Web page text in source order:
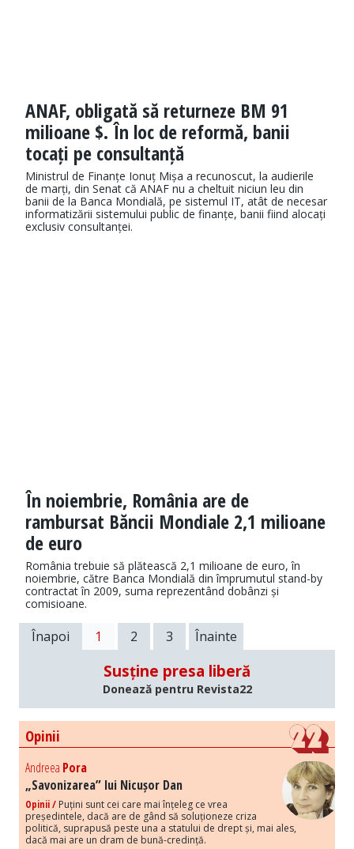
ANAF, obligată să returneze BM 91
milioane $. În loc de reformă, banii
tocați pe consultanță
Ministrul de Finanțe Ionuț Mișa a recunoscut, la audierile
de marți, din Senat că ANAF nu a cheltuit niciun leu din
banii de la Banca Mondială, pe sistemul IT, atât de necesar
informatizării sistemului public de finanțe, banii fiind alocați
exclusiv consultanței.
În noiembrie, România are de
rambursat Băncii Mondiale 2,1 milioane
de euro
România trebuie să plătească 2,1 milioane de euro, în
noiembrie, către Banca Mondială din împrumutul stand-by
contractat în 2009, suma reprezentând dobânzi și
comisioane.
Înapoi 1 2 3 Înainte
Susține presa liberă
Donează pentru Revista22
Opinii
Andreea Pora
„Savonizarea” lui Nicușor Dan
Opinii / Puțini sunt cei care mai înțeleg ce vrea
președintele, dacă are de gând să soluționeze criza
politică, suprapusă peste una a statului de drept și, mai ales,
dacă mai are un dram de bună-credință.